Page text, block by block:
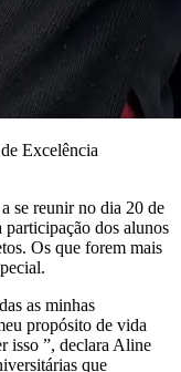
Excelência
se reunir no dia 20 de
dos alunos
Os que forem mais
as minhas
propósito de vida
isso ”, declara Aline
que